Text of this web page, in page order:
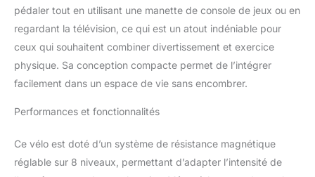
manivelle optimisée offre
une durabilité accrue, ne
entretien et prolonge la
durée de vie du vélo
couché. Elle garantit
plus fluide et agréable. 【
】Doté d’un écran LCD et
compatible avec
l’application MERACH, le
pédaler tout en utilisant une manette de console de jeux ou en
regardant la télévision, ce qui est un atout indéniable pour
ceux qui souhaitent combiner divertissement et exercice
physique. Sa conception compacte permet de l’intégrer
facilement dans un espace de vie sans encombrer.
Performances et fonctionnalités
Ce vélo est doté d’un système de résistance magnétique
réglable sur 8 niveaux, permettant d’adapter l’intensité de